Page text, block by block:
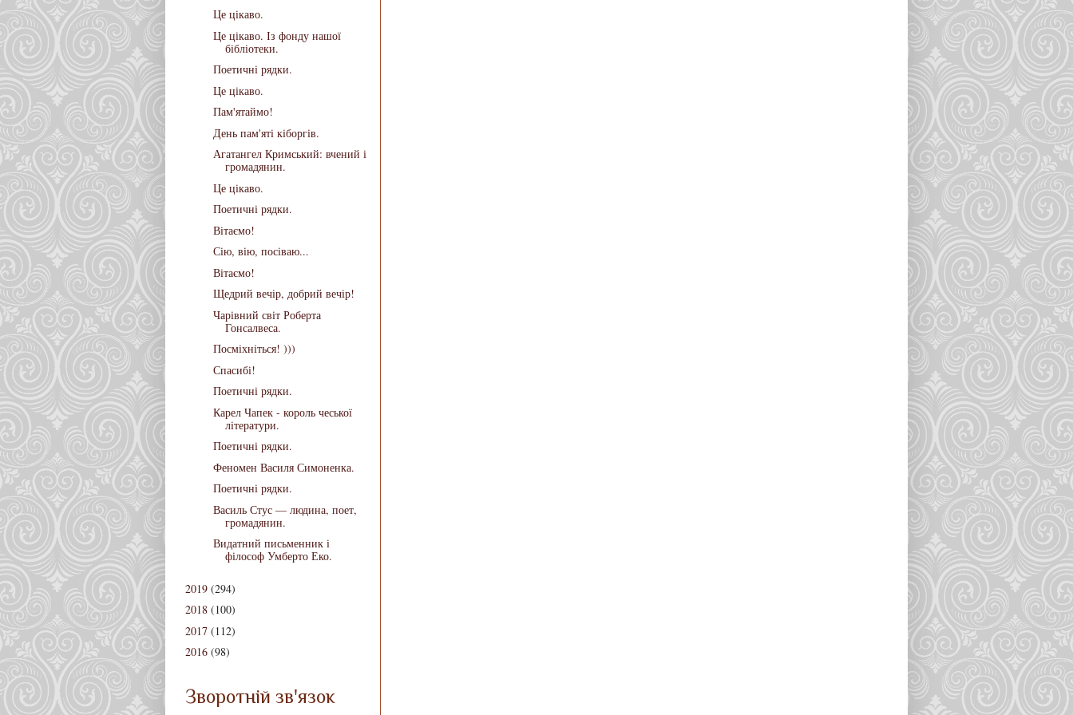
Це цікаво.
Це цікаво. Із фонду нашої
бібліотеки.
Поетичні рядки.
Це цікаво.
Пам'ятаймо!
День пам'яті кіборгів.
Агатангел Кримський: вчений і
громадянин.
Це цікаво.
Поетичні рядки.
Вітаємо!
Сію, вію, посіваю...
Вітаємо!
Щедрий вечір, добрий вечір!
Чарівний світ Роберта
Гонсалвеса.
Посміхніться! )))
Спасибі!
Поетичні рядки.
Карел Чапек - король чеської
літератури.
Поетичні рядки.
Феномен Василя Симоненка.
Поетичні рядки.
Василь Стус — людина, поет,
громадянин.
Видатний письменник і
філософ Умберто Еко.
2019 (294)
2018 (100)
2017 (112)
2016 (98)
Зворотній зв'язок